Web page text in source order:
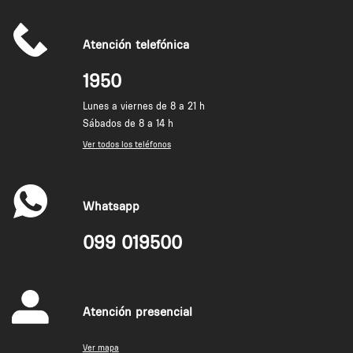
Atención telefónica
1950
Lunes a viernes de 8 a 21 h
Sábados de 8 a 14 h
Ver todos los teléfonos
Whatsapp
099 019500
Atención presencial
Ver mapa